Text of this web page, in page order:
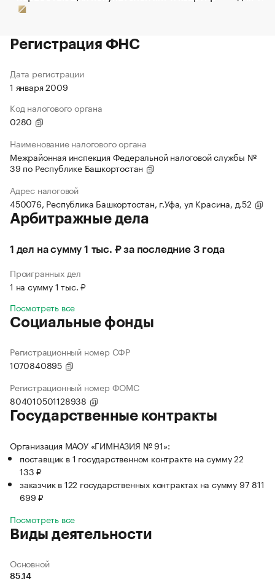
Регистрация ФНС
Дата регистрации
1 января 2009
Код налогового органа
0280
Наименование налогового органа
Межрайонная инспекция Федеральной налоговой службы №
39 по Республике Башкортостан
Адрес налоговой
450076, Республика Башкортостан, г.Уфа, ул Красина, д.52
Арбитражные дела
1 дел на сумму 1 тыс. ₽ за последние 3 года
Проигранных дел
1 на сумму 1 тыс. ₽
Посмотреть все
Социальные фонды
Регистрационный номер СФР
1070840895
Регистрационный номер ФОМС
804010501128938
Государственные контракты
Организация МАОУ «ГИМНАЗИЯ № 91»:
поставщик в 1 государственном контракте на сумму 22
133 ₽
заказчик в 122 государственных контрактах на сумму 97 811
699 ₽
Посмотреть все
Виды деятельности
Основной
85.14